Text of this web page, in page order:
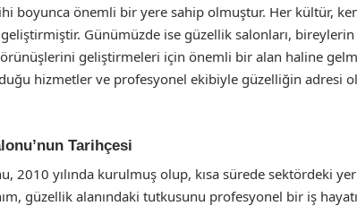
boyunca önemli bir yere sahip olmuştur. Her kültür,
Günümüzde ise güzellik salonları,
geliştirmeleri için önemli bir alan haline
hizmetler ve profesyonel ekibiyle güzelliğin adresi
Tarihçesi
2010 yılında kurulmuş olup, kısa sürede sektördeki
güzellik alanındaki tutkusunu profesyonel bir iş